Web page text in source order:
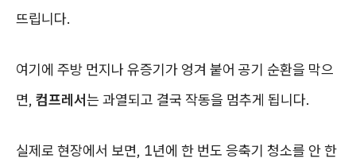
뜨립니다.
여기에 주방 먼지나 유증기가 엉겨 붙어 공기 순환을 막으
면, 컴프레서는 과열되고 결국 작동을 멈추게 됩니다.
실제로 현장에서 보면, 1년에 한 번도 응축기 청소를 안 한